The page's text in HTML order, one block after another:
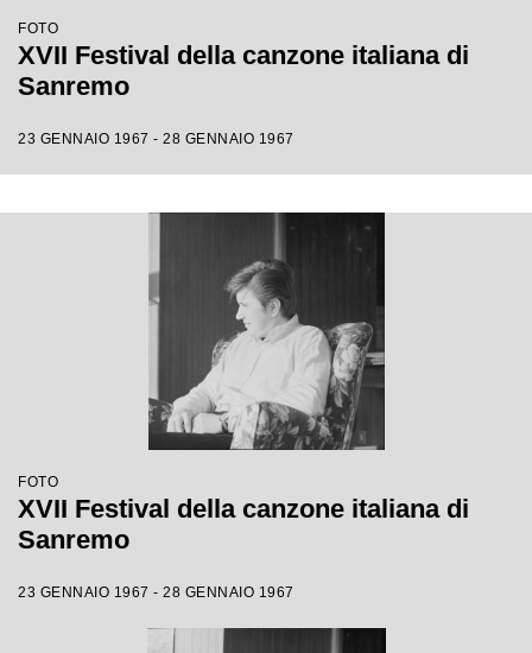
FOTO
XVII Festival della canzone italiana di
Sanremo
23 GENNAIO 1967 - 28 GENNAIO 1967
FOTO
XVII Festival della canzone italiana di
Sanremo
23 GENNAIO 1967 - 28 GENNAIO 1967